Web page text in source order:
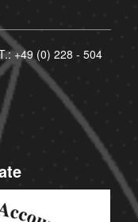
+49 (0) 228 - 504